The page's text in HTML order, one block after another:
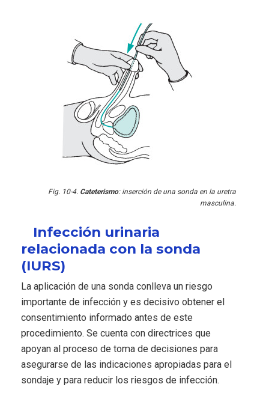
Fig. 10-4. Cateterismo: inserción de una sonda en la uretra
masculina.
Infección urinaria
relacionada con la sonda
(IURS)
La aplicación de una sonda conlleva un riesgo
importante de infección y es decisivo obtener el
consentimiento informado antes de este
procedimiento. Se cuenta con directrices que
apoyan al proceso de toma de decisiones para
asegurarse de las indicaciones apropiadas para el
sondaje y para reducir los riesgos de infección.